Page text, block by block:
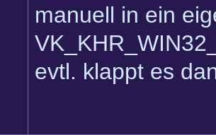
manuell in ein
evtl. klappt es